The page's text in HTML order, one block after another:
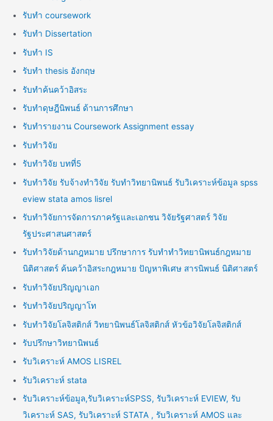
รับทำ coursework
รับทำ Dissertation
รับทำ IS
รับทำ thesis อังกฤษ
รับทำค้นคว้าอิสระ
รับทำดุษฎีนิพนธ์ ด้านการศึกษา
รับทำรายงาน Coursework Assignment essay
รับทำวิจัย
รับทำวิจัย บทที่5
รับทำวิจัย รับจ้างทำวิจัย รับทำวิทยานิพนธ์ รับวิเคราะห์ข้อมูล spss
eview stata amos lisrel
รับทำวิจัยการจัดการภาครัฐและเอกชน วิจัยรัฐศาสตร์ วิจัย
รัฐประศาสนศาสตร์
รับทำวิจัยด้านกฎหมาย ปรึกษาการ รับทำทำวิทยานิพนธ์กฎหมาย
นิติศาสตร์ ค้นคว้าอิสระกฎหมาย ปัญหาพิเศษ สารนิพนธ์ นิติศาสตร์
รับทำวิจัยปริญญาเอก
รับทำวิจัยปริญญาโท
รับทำวิจัยโลจิสติกส์ วิทยานิพนธ์โลจิสติกส์ หัวข้อวิจัยโลจิสติกส์
รับปรึกษาวิทยานิพนธ์
รับวิเคราะห์ AMOS LISREL
รับวิเคราะห์ stata
รับวิเคราะห์ข้อมูล,รับวิเคราะห์SPSS, รับวิเคราะห์ EVIEW, รับ
วิเคราะห์ SAS, รับวิเคราะห์ STATA , รับวิเคราะห์ AMOS และ